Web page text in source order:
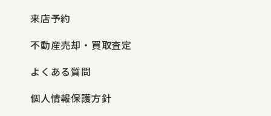
来店予約
不動産売却・買取査定
よくある質問
個人情報保護方針